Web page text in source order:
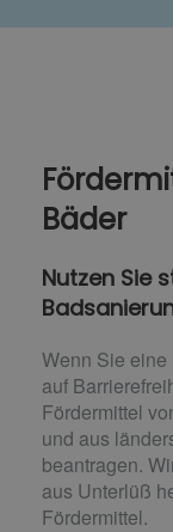
Bäder
Nutzen Sie
Wenn Sie
auf
Fördermittel
und aus
beantragen.
aus Unterlüß
Fördermittel.